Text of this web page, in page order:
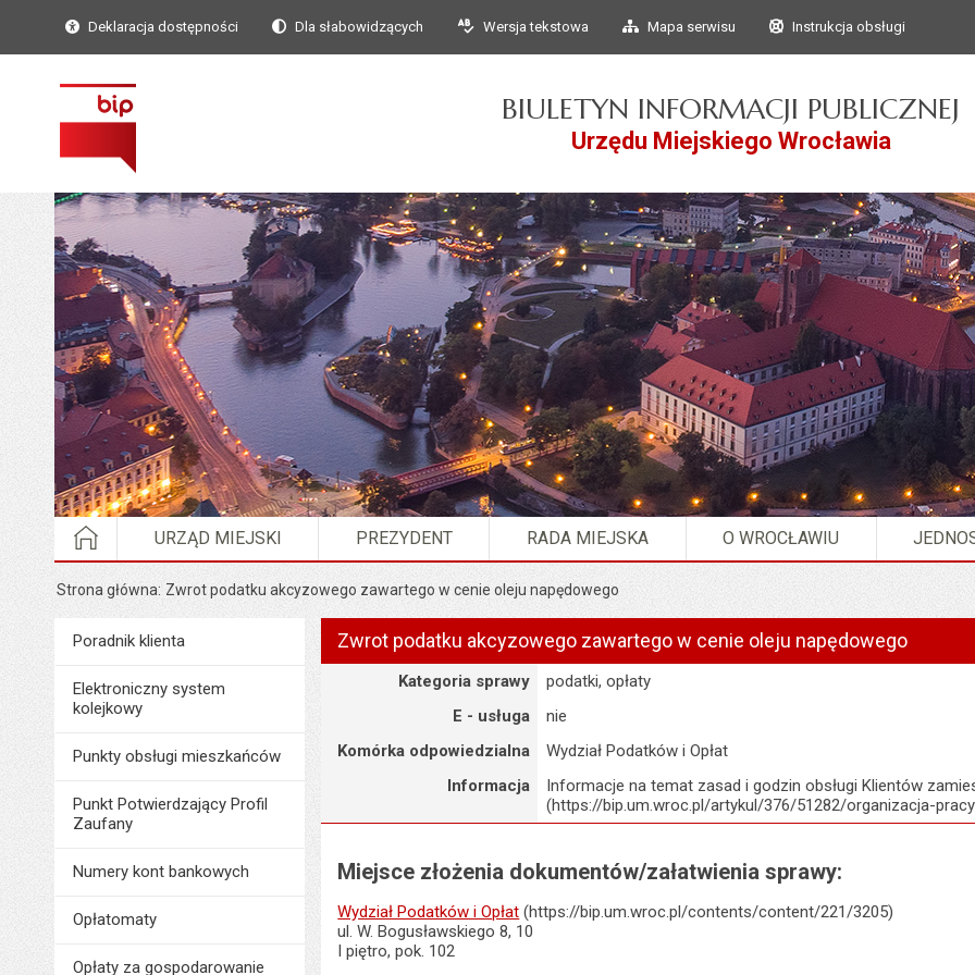
Przejdź do głównego
Przejdź do treści
Deklaracja dostępności Dla słabowidzących Wersja tekstowa Mapa serwisu Instrukcja obsługi
BIULETYN INFORMACJI PUBLICZNEJ
Urzędu Miejskiego Wrocławia
STRONA GŁÓWNA
URZĄD MIEJSKI PREZYDENT RADA MIEJSKA O WROCŁAWIU
Strona główna Zwrot podatku akcyzowego zawartego w cenie oleju napędowego
MenuPoradnik Klienta
Poradnik klienta
Elektroniczny system
kolejkowy
Punkty obsługi mieszkańców
Punkt Potwierdzający Profil
Zaufany
Numery kont bankowych
Opłatomaty
Opłaty za gospodarowanie
Zwrot podatku akcyzowego zawartego w cenie oleju napędowego
Kategoria sprawy
podatki, opłaty
E - usługa
nie
Komórka odpowiedzialna
Wydział Podatków i Opłat
Informacja
Informacje na temat zasad i godzin obsługi Klientów
(https://bip.um.wroc.pl/artykul/376/51282/organizacja-
Miejsce złożenia dokumentów/załatwienia sprawy:
Wydział Podatków i Opłat (https://bip.um.wroc.pl/contents/content/221/3205)
ul. W. Bogusławskiego 8, 10
I piętro, pok. 102